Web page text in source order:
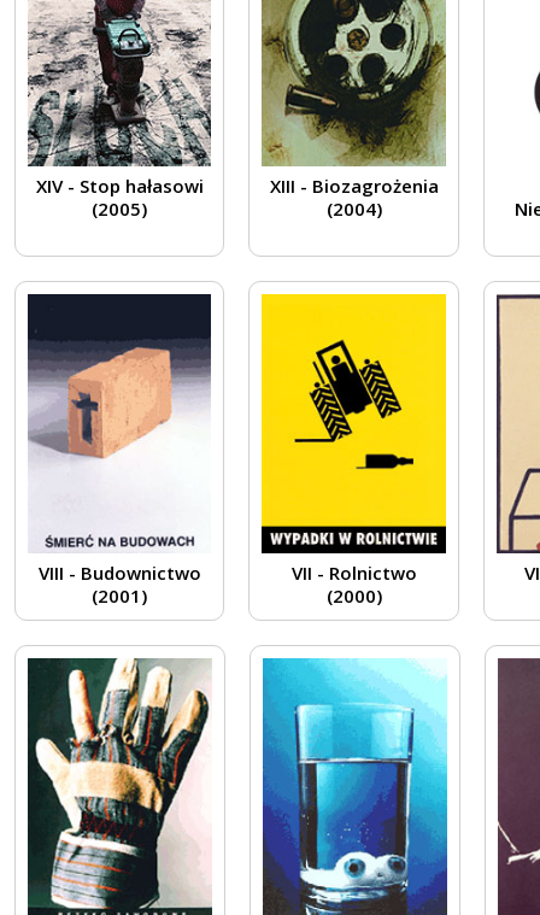
XIV - Stop hałasowi
(2005)
XIII - Biozagrożenia
(2004)
VIII - Budownictwo
(2001)
VII - Rolnictwo
(2000)